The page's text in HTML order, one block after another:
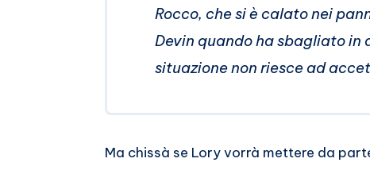
Rocco, che si è calato nei
Devin quando ha sbagliato in
situazione non riesce ad
Ma chissà se Lory vorrà mettere da